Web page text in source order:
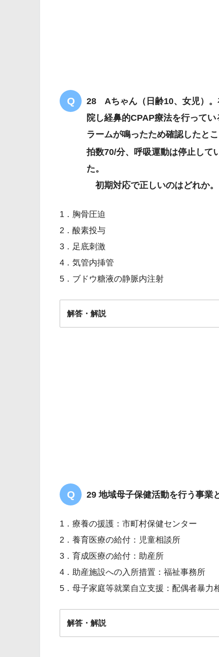
28 Aちゃん（日齢10、女児）。
院し経鼻的CPAP療法を行って
ラームが鳴ったため確認したと
拍数70/分、呼吸運動は停止して
た。
初期対応で正しいのはどれか。
1．胸骨圧迫
2．酸素投与
3．足底刺激
4．気管内挿管
5．ブドウ糖液の静脈内注射
解答・解説
血酸素飽和度<SpO 2>65%
未熟児無呼吸発作
29 地域母子保健活動を行う事業
1．療養の援護：市町村保健センター
2．養育医療の給付：児童相談所
3．育成医療の給付：助産所
4．助産施設への入所措置：福祉事務所
5．母子家庭等就業自立支援：配偶者暴力
解答・解説